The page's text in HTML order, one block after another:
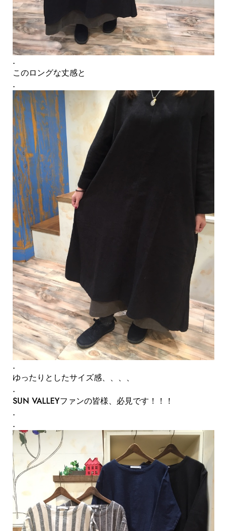
.
このロングな丈感と
.
.
ゆったりとしたサイズ感、、、、
.
SUN VALLEYファンの皆様、必見です！！！
.
.